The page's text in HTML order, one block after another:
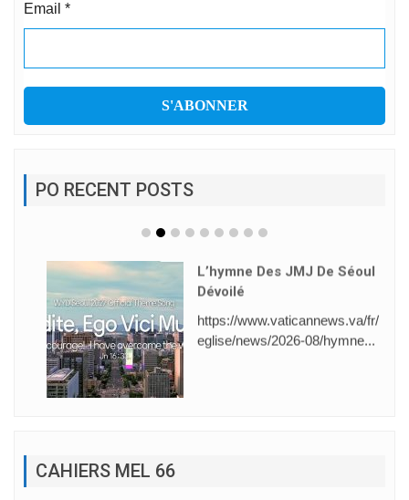
Email *
PO RECENT POSTS
L’hymne Des JMJ De Séoul
Dévoilé
https://www.vaticannews.va/fr/
eglise/news/2026-08/hymne...
CAHIERS MEL 66